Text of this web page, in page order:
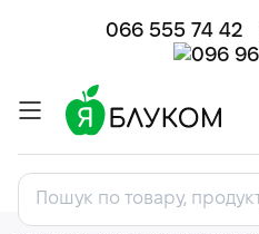
066 555 74 42